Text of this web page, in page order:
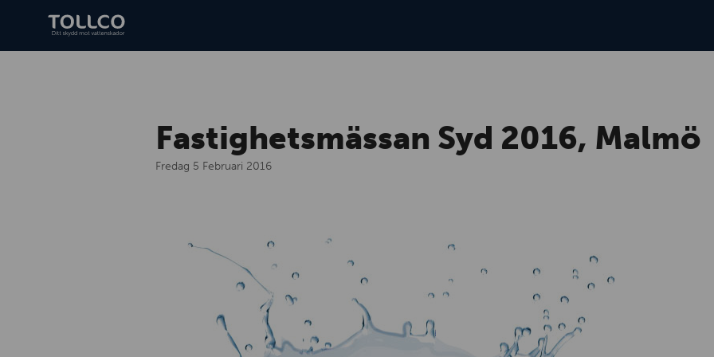
Fastighetsmässan Syd 2016, Malmö
Fredag 5 Februari 2016